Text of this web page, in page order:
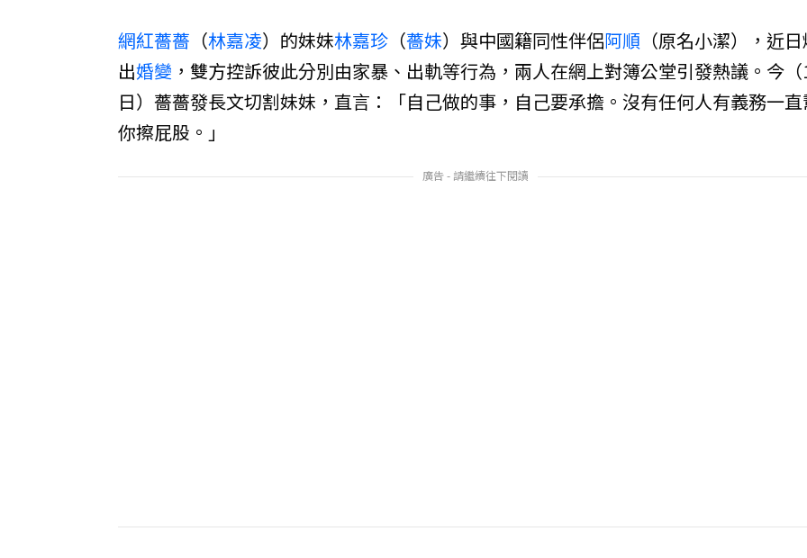
網紅薔薔 （林嘉凌）的妹妹林嘉珍 （薔妹）與中國籍同性伴侶阿順 （原名小潔），近
出婚變 ，雙方控訴彼此分別由家暴、出軌等行為，兩人在網上對簿公堂引發熱議。今
日）薔薔發長文切割妹妹，直言：「自己做的事，自己要承擔。沒有任何人有義務一
你擦屁股。」
廣告 - 請繼續往下閱讀